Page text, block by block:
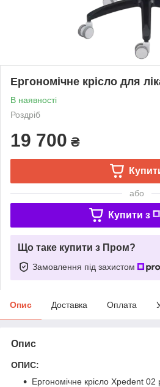
Ергономічне крісло для
В наявності
Роздріб
19 700 ₴
або
Купити з
Що таке купити з Пром?
Замовлення під захистом
Опис Доставка Оплата
Опис
ОПИС:
Ергономічне крісло Xpedent 02